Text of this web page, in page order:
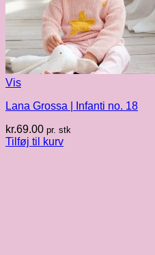
Vis
Lana Grossa | Infanti no. 18
kr.69.00 pr. stk
Tilføj til kurv